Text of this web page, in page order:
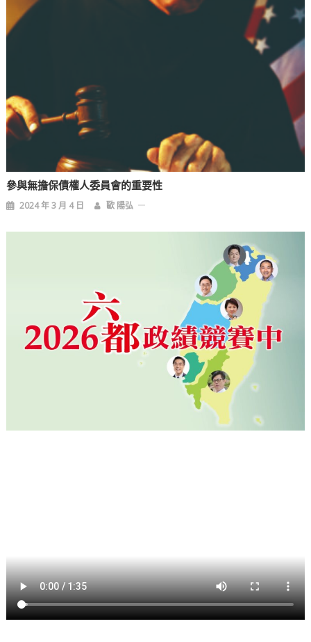
參與無擔保債權人委員會的重要性
2024 年 3 月 4 日 歐 陽弘